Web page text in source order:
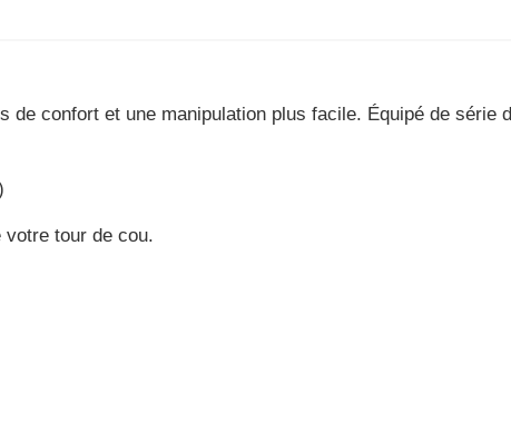
confort et une manipulation plus facile. Équipé de série
tour de cou.